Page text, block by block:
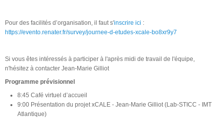
Pour des facilités d’organisation, il faut s'inscrire ici :
https://evento.renater.fr/survey/journee-d-etudes-xcale-bo8xr9y7
Si vous êtes intéressés à participer à l'après midi de travail de l'équipe,
n'hésitez à contacter Jean-Marie Gilliot
Programme prévisionnel
8:45 Café virtuel d’accueil
9:00 Présentation du projet xCALE - Jean-Marie Gilliot (Lab-STICC - IMT
Atlantique)